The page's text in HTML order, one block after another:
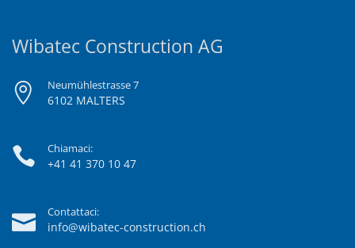
Wibatec Construction AG
Neumühlestrasse 7
6102 MALTERS
Chiamaci:
+41 41 370 10 47
Contattaci:
info@wibatec-construction.ch